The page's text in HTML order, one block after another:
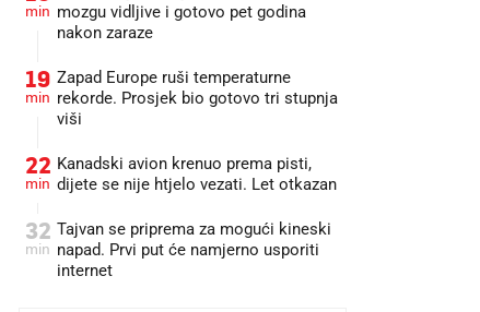
min mozgu vidljive i gotovo pet godina
nakon zaraze
19
min
Zapad Europe ruši temperaturne
rekorde. Prosjek bio gotovo tri stupnja
viši
22
min
Kanadski avion krenuo prema pisti,
dijete se nije htjelo vezati. Let otkazan
32
min
Tajvan se priprema za mogući kineski
napad. Prvi put će namjerno usporiti
internet